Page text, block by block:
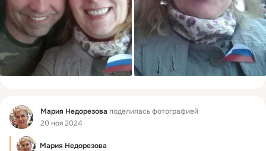
Фид Мария Недорезова поделилась фотографией
20 ноя 2024
Мария Недорезова